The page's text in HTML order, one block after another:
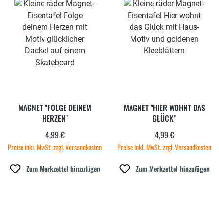
MAGNET "FOLGE DEINEM
HERZEN"
Regulärer Preis:
4,99 €
Preise inkl. MwSt. zzgl. Versandkosten
Zum Merkzettel hinzufügen
MAGNET "HIER WOHNT DAS
GLÜCK"
Regulärer Preis:
4,99 €
Preise inkl. MwSt. zzgl. Versandkosten
Zum Merkzettel hinzufügen